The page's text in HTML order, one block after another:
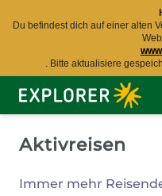
Du befindest dich auf einer alten
. Bitte aktualisiere
Explorer
Fernreisen
Aktivreisen
Immer mehr